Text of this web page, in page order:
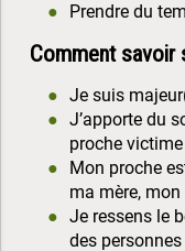
Prendre du
Comment savoir
Je suis
J’apporte du
proche
Mon proche
ma mère,
Je ressens le
des